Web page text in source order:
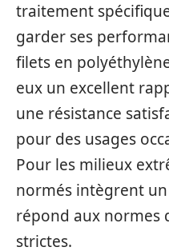
traitement
garder ses
filets en
eux un excellent
une résistance
pour des usages
Pour les milieux
normés intègrent
répond aux normes
strictes.